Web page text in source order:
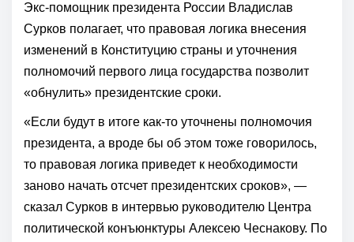
Экс-помощник президента России Владислав
Сурков полагает, что правовая логика внесения
изменений в Конституцию страны и уточнения
полномочий первого лица государства позволит
«обнулить» президентские сроки.
«Если будут в итоге как-то уточнены полномочия
президента, а вроде бы об этом тоже говорилось,
то правовая логика приведет к необходимости
заново начать отсчет президентских сроков», —
сказал Сурков в интервью руководителю Центра
политической конъюнктуры Алексею Чеснакову. По